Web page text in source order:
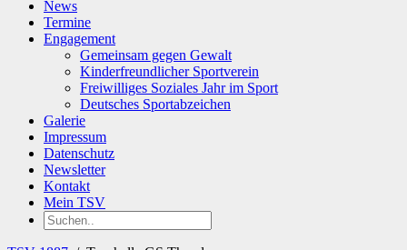
News
Termine
Engagement
Gemeinsam gegen Gewalt
Kinderfreundlicher Sportverein
Freiwilliges Soziales Jahr im Sport
Deutsches Sportabzeichen
Galerie
Impressum
Datenschutz
Newsletter
Kontakt
Mein TSV